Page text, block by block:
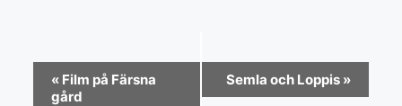
« Film på Färsna
gård
Semla och Loppis »